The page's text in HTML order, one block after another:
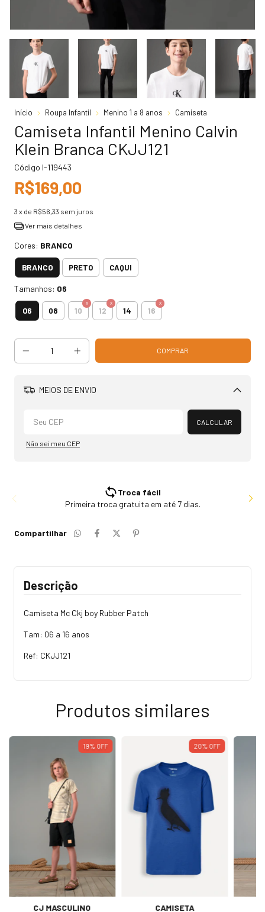
Início Roupa Infantil Menino 1 a 8 anos Camiseta
Camiseta Infantil Menino Calvin
Klein Branca CKJJ121
Código I-119443
R$169,00
3 x de R$56,33 sem juros
Ver mais detalhes
Cores: BRANCO
BRANCO PRETO CAQUI
Tamanhos: 06
06 08 10 12 14 16
MEIOS DE ENVIO
Alterar CEP
CALCULAR
Não sei meu CEP
Troca fácil
Primeira troca gratuita em até 7 dias.
Compartilhar
Descrição
Camiseta Mc Ckj boy Rubber Patch
Tam: 06 a 16 anos
Ref: CKJJ121
Produtos similares
19% OFF
CJ MASCULINO
20% OFF
CAMISETA